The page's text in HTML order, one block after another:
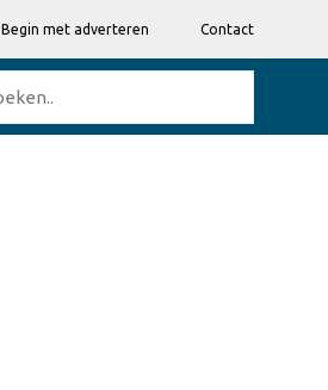
Begin met adverteren Contact